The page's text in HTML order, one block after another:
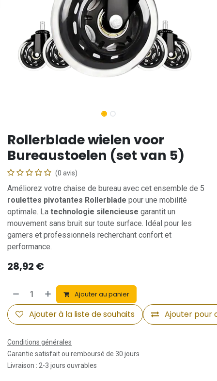
Rollerblade wielen voor
Bureaustoelen (set van 5)
(0 avis)
Améliorez votre chaise de bureau avec cet ensemble de 5
roulettes pivotantes Rollerblade pour une mobilité
optimale. La technologie silencieuse garantit un
mouvement sans bruit sur toute surface. Idéal pour les
gamers et professionnels recherchant confort et
performance.
28,92 €
Ajouter au panier
Ajouter pour
Ajouter à la liste de souhaits
Conditions générales
Garantie satisfait ou remboursé de 30 jours
Livraison : 2-3 jours ouvrables